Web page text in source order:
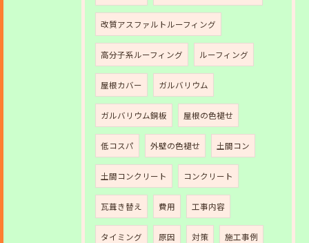
改質アスファルトルーフィング
高分子系ルーフィング ルーフィング
屋根カバー ガルバリウム
ガルバリウム銅板 屋根の色褪せ
低コスパ 外壁の色褪せ 土間コン
土間コンクリート コンクリート
瓦葺き替え 費用 工事内容
タイミング 原因 対策 施工事例